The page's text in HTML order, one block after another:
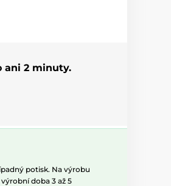
ani 2 minuty.
potisk. Na výrobu
doba 3 až 5